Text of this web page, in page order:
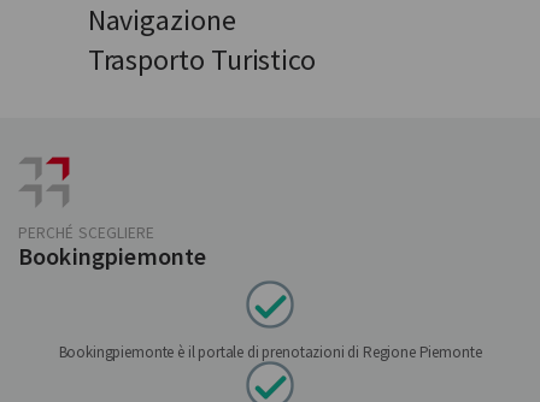
Navigazione
Trasporto Turistico
PERCHÉ SCEGLIERE
Bookingpiemonte
Bookingpiemonte è il portale di prenotazioni di Regione Piemonte